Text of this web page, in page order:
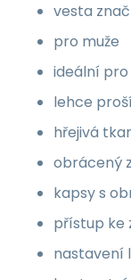
vesta
pro muže
ideální
lehce
hřejivá
obrácený
kapsy s
přístup ke
nastavení